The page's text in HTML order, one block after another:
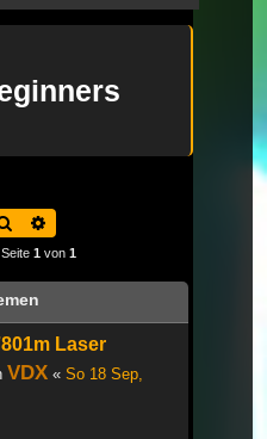
Suche
1 von 1
Laser
VDX « So 18 Sep,